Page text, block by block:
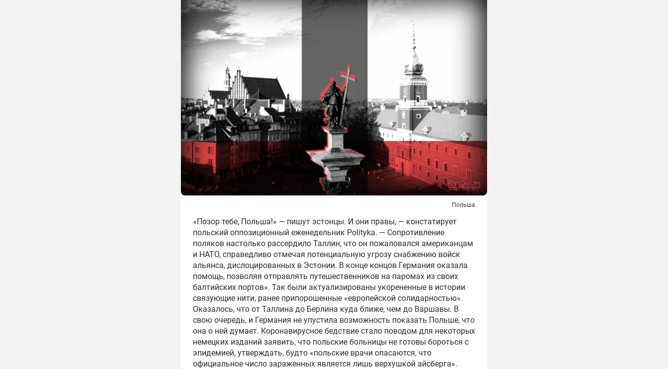
Польша
«Позор тебе, Польша!» — пишут эстонцы. И они правы, — констатирует
польский оппозиционный еженедельник Polityka. — Сопротивление
поляков настолько рассердило Таллин, что он пожаловался американцам
и НАТО, справедливо отмечая потенциальную угрозу снабжению войск
альянса, дислоцированных в Эстонии. В конце концов Германия оказала
помощь, позволяя отправлять путешественников на паромах из своих
балтийских портов». Так были актуализированы укорененные в истории
связующие нити, ранее припорошенные «европейской солидарностью».
Оказалось, что от Таллина до Берлина куда ближе, чем до Варшавы. В
свою очередь, и Германия не упустила возможность показать Польше, что
она о ней думает. Коронавирусное бедствие стало поводом для некоторых
немецких изданий заявить, что польские больницы не готовы бороться с
эпидемией, утверждать, будто «польские врачи опасаются, что
официальное число зараженных является лишь верхушкой айсберга».